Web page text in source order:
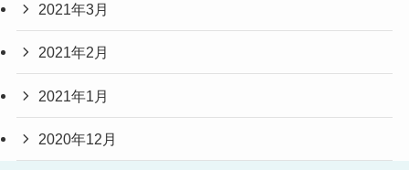
2021年3月
2021年2月
2021年1月
2020年12月